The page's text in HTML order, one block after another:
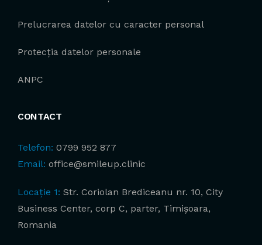
Prelucrarea datelor cu caracter personal
Protecția datelor personale
ANPC
CONTACT
Telefon: 0799 952 877
Email: office@smileup.clinic
Locație 1: Str. Coriolan Brediceanu nr. 10, City
Business Center, corp C, parter, Timișoara,
Romania